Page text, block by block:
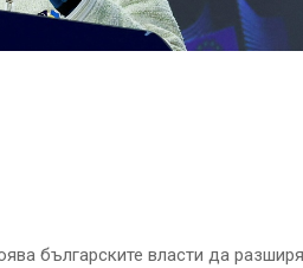
българските власти да